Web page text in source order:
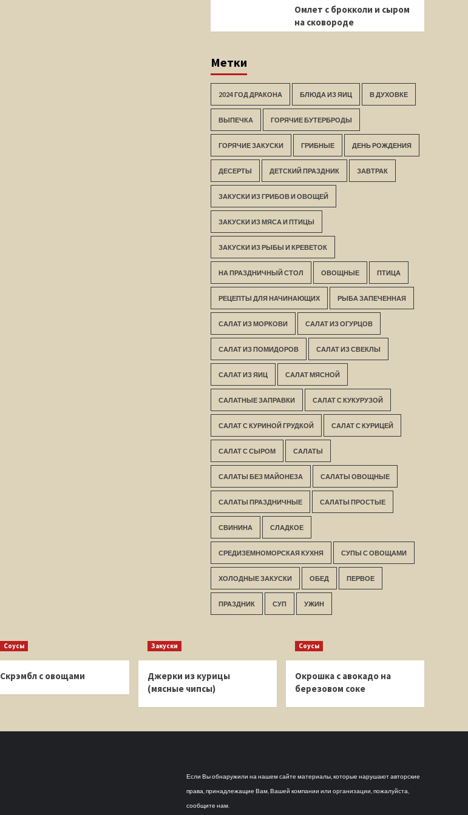
Омлет с брокколи и сыром
на сковороде
Метки
2024 ГОД ДРАКОНА БЛЮДА ИЗ ЯИЦ В ДУХОВКЕ
ВЫПЕЧКА ГОРЯЧИЕ БУТЕРБРОДЫ
ГОРЯЧИЕ ЗАКУСКИ ГРИБНЫЕ ДЕНЬ РОЖДЕНИЯ
ДЕСЕРТЫ ДЕТСКИЙ ПРАЗДНИК ЗАВТРАК
ЗАКУСКИ ИЗ ГРИБОВ И ОВОЩЕЙ
ЗАКУСКИ ИЗ МЯСА И ПТИЦЫ
ЗАКУСКИ ИЗ РЫБЫ И КРЕВЕТОК
НА ПРАЗДНИЧНЫЙ СТОЛ ОВОЩНЫЕ ПТИЦА
РЕЦЕПТЫ ДЛЯ НАЧИНАЮЩИХ РЫБА ЗАПЕЧЕННАЯ
САЛАТ ИЗ МОРКОВИ САЛАТ ИЗ ОГУРЦОВ
САЛАТ ИЗ ПОМИДОРОВ САЛАТ ИЗ СВЕКЛЫ
САЛАТ ИЗ ЯИЦ САЛАТ МЯСНОЙ
САЛАТНЫЕ ЗАПРАВКИ САЛАТ С КУКУРУЗОЙ
САЛАТ С КУРИНОЙ ГРУДКОЙ САЛАТ С КУРИЦЕЙ
САЛАТ С СЫРОМ САЛАТЫ
САЛАТЫ БЕЗ МАЙОНЕЗА САЛАТЫ ОВОЩНЫЕ
САЛАТЫ ПРАЗДНИЧНЫЕ САЛАТЫ ПРОСТЫЕ
СВИНИНА СЛАДКОЕ
СРЕДИЗЕМНОМОРСКАЯ КУХНЯ СУПЫ С ОВОЩАМИ
ХОЛОДНЫЕ ЗАКУСКИ ОБЕД ПЕРВОЕ
ПРАЗДНИК СУП УЖИН
Соусы
Скрэмбл с овощами
Закуски
Джерки из курицы
(мясные чипсы)
Соусы
Окрошка с авокадо на
березовом соке
Если Вы обнаружили на нашем сайте материалы, которые нарушают авторские
права, принадлежащие Вам, Вашей компании или организации, пожалуйста,
сообщите нам.